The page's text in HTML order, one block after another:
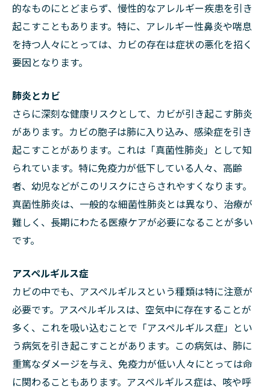
的なものにとどまらず、慢性的なアレルギー疾患を引き
起こすこともあります。特に、アレルギー性鼻炎や喘息
を持つ人々にとっては、カビの存在は症状の悪化を招く
要因となります。
肺炎とカビ
さらに深刻な健康リスクとして、カビが引き起こす肺炎
があります。カビの胞子は肺に入り込み、感染症を引き
起こすことがあります。これは「真菌性肺炎」として知
られています。特に免疫力が低下している人々、高齢
者、幼児などがこのリスクにさらされやすくなります。
真菌性肺炎は、一般的な細菌性肺炎とは異なり、治療が
難しく、長期にわたる医療ケアが必要になることが多い
です。
アスペルギルス症
カビの中でも、アスペルギルスという種類は特に注意が
必要です。アスペルギルスは、空気中に存在することが
多く、これを吸い込むことで「アスペルギルス症」とい
う病気を引き起こすことがあります。この病気は、肺に
重篤なダメージを与え、免疫力が低い人々にとっては命
に関わることもあります。アスペルギルス症は、咳や呼